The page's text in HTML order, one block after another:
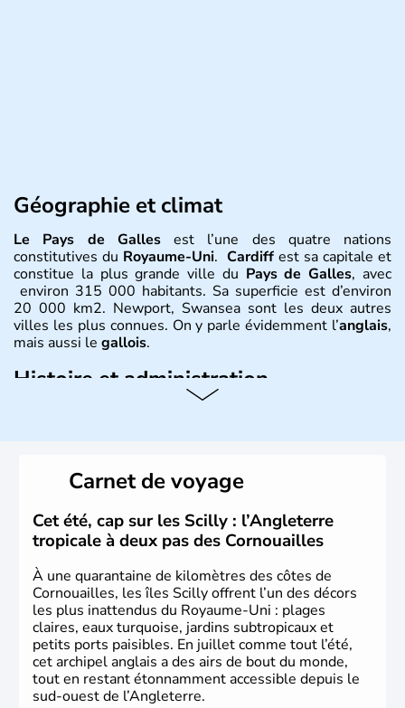
Géographie et climat
Le Pays de Gallesest l’une des quatre nations
constitutives du Royaume-Uni. Cardiff est sa capitale et
constitue la plus grande ville du Pays de Galles, avec
environ 315 000 habitants. Sa superficie est d’environ
20 000 km2. Newport, Swansea sont les deux autres
villes les plus connues. On y parle évidemment l’anglais,
mais aussi le gallois.
Histoire et administration
Jones, Roger Glover sont quelques-unes des célébrités
Pays de Galles
de la musique. Ken Follet et Catherine Zeta-Jones en
littérature et au cinéma portent haut les couleurs de ce
pays.
Carnet de voyage
Cet été, cap sur les Scilly : l’Angleterre
tropicale à deux pas des Cornouailles
À une quarantaine de kilomètres des côtes de
Cornouailles, les îles Scilly offrent l’un des décors
les plus inattendus du Royaume-Uni : plages
claires, eaux turquoise, jardins subtropicaux et
petits ports paisibles. En juillet comme tout l’été,
cet archipel anglais a des airs de bout du monde,
tout en restant étonnamment accessible depuis le
sud-ouest de l’Angleterre.